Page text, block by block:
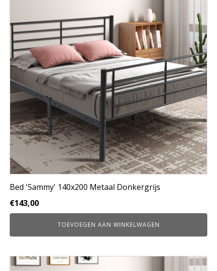
Bed 'Sammy' 140x200 Metaal Donkergrijs
€143,00
TOEVOEGEN AAN WINKELWAGEN